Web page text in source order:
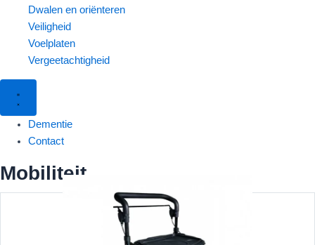
Dwalen en oriënteren
Veiligheid
Voelplaten
Vergeetachtigheid
Dementie
Contact
Mobiliteit